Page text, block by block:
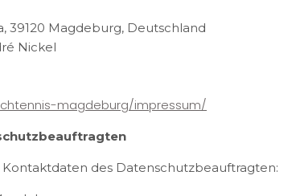
39120 Magdeburg, Deutschland
Nickel
magdeburg/impressum/
des Datenschutzbeauftragten: